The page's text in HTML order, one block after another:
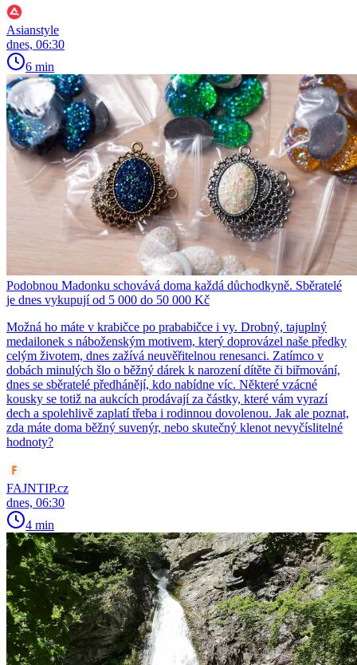
Asianstyle
dnes, 06:30
6 min
Podobnou Madonku schovává doma každá důchodkyně. Sběratelé
je dnes vykupují od 5 000 do 50 000 Kč
Možná ho máte v krabičce po prababičce i vy. Drobný, tajuplný
medailonek s náboženským motivem, který doprovázel naše předky
celým životem, dnes zažívá neuvěřitelnou renesanci. Zatímco v
dobách minulých šlo o běžný dárek k narození dítěte či biřmování,
dnes se sběratelé předhánějí, kdo nabídne víc. Některé vzácné
kousky se totiž na aukcích prodávají za částky, které vám vyrazí
dech a spolehlivě zaplatí třeba i rodinnou dovolenou. Jak ale poznat,
zda máte doma běžný suvenýr, nebo skutečný klenot nevyčíslitelné
hodnoty?
FAJNTIP.cz
dnes, 06:30
4 min